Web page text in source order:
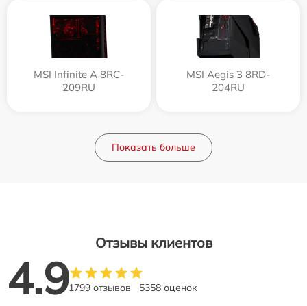
MSI Infinite A 8RC-
209RU
MSI Aegis 3 8RD-
204RU
Показать больше
Отзывы клиентов
4.91799 отзывов 5358 оценок